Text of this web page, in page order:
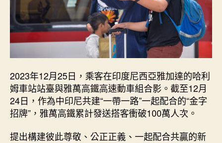
2023年12月25日，乘客在印度尼西亞雅加達的哈利
姆車站站臺與雅萬高鐵高速動車組合影。截至12月
24日，作為中印尼共建“一帶一路”一起配合的“金字
招牌”，雅萬高鐵累計發送搭客衝破100萬人次。
提出構建彼此尊敬、公正正義、一起配合共贏的新